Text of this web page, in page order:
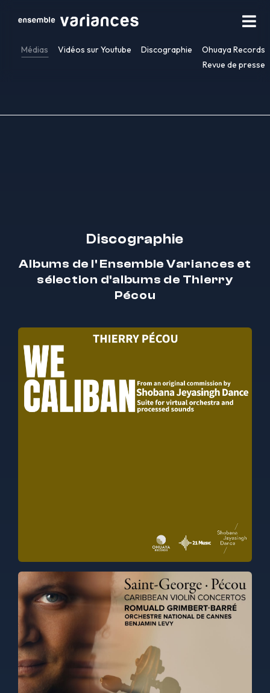
Médias Vidéos sur Youtube Discographie
Ohuaya Records
Revue de presse
Discographie
Albums de l' Ensemble Variances et
sélection d'albums de Thierry
Pécou